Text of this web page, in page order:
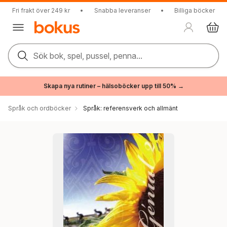
Fri frakt över 249 kr • Snabba leveranser • Billiga böcker
Sök bok, spel, pussel, penna...
Skapa nya rutiner – hälsoböcker upp till 50% →
Språk och ordböcker Språk: referensverk och allmänt